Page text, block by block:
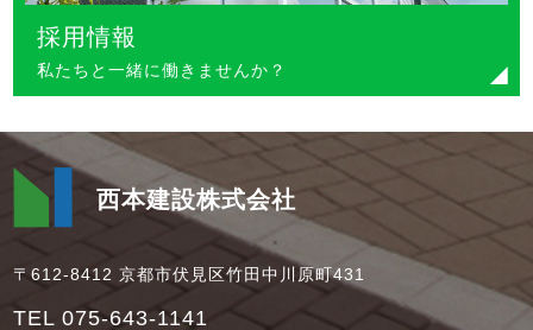
採用情報
私たちと一緒に働きませんか？
西本建設株式会社
〒612-8412 京都市伏見区竹田中川原町431
TEL 075-643-1141